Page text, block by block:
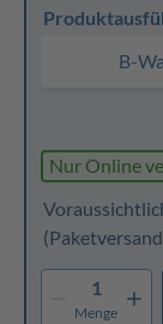
B-
Nur Online
1
Menge